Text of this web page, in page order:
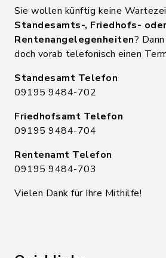
Sie wollen künftig keine
Standesamts-, Friedhofs-
Rentenangelegenheiten?
doch vorab telefonisch einen
Standesamt Telefon
09195 9484-702
Friedhofsamt Telefon
09195 9484-704
Rentenamt Telefon
09195 9484-703
Vielen Dank für Ihre Mithilfe!